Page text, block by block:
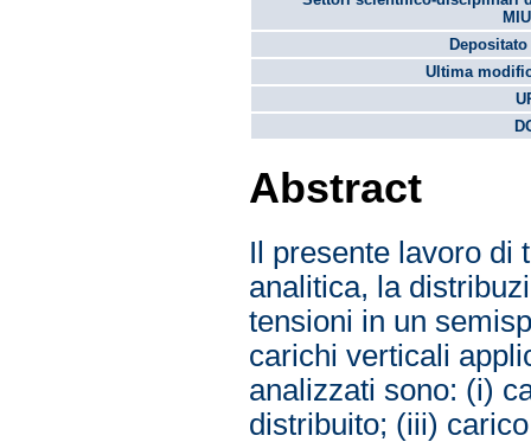
Ultima
Abstract
Il presente lavoro di
analitica, la
tensioni in un
carichi verticali
analizzati sono: (i)
distribuito; (iii)